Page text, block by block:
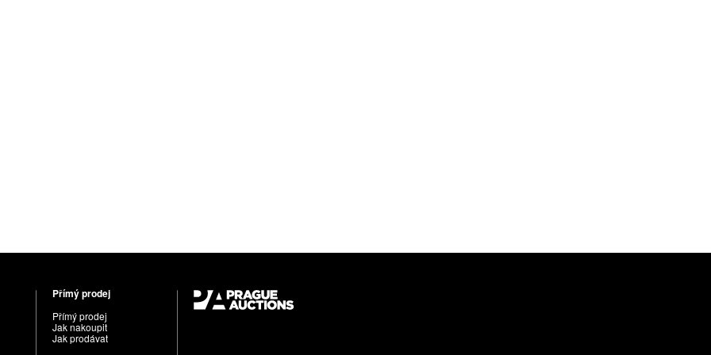
Přímý prodej
Přímý prodej
Jak nakoupit
Jak prodávat